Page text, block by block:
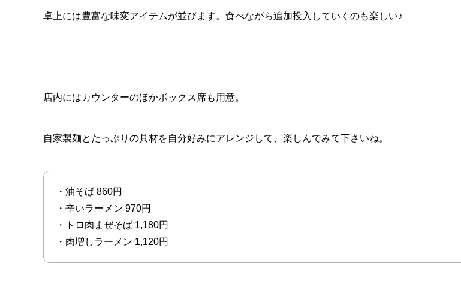
卓上には豊富な味変アイテムが並びます。食べながら追加投入していくのも楽しい♪
店内にはカウンターのほかボックス席も用意。
自家製麺とたっぷりの具材を自分好みにアレンジして、楽しんでみて下さいね。
・油そば 860円
・辛いラーメン 970円
・トロ肉まぜそば 1,180円
・肉増しラーメン 1,120円